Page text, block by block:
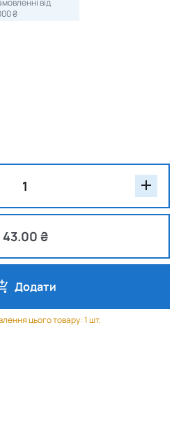
від
₴
43.00 ₴
Додати
цього товару: 1 шт.